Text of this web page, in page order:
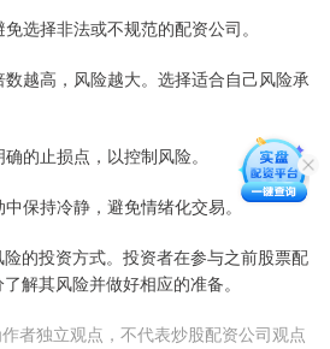
选择非法或不规范的配资公司。
越高，风险越大。选择适合自己风险承
的止损点，以控制风险。
保持冷静，避免情绪化交易。
的投资方式。投资者在参与之前股票配
解其风险并做好相应的准备。
者独立观点，不代表炒股配资公司观点